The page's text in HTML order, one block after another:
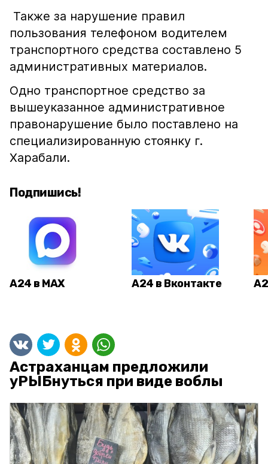
Также за нарушение правил
пользования телефоном водителем
транспортного средства составлено 5
административных материалов.
Одно транспортное средство за
вышеуказанное административное
правонарушение было поставлено на
специализированную стоянку г.
Харабали.
Подпишись!
А24 в MAX А24 в Вконтакте
Астраханцам предложили
уРЫБнуться при виде воблы